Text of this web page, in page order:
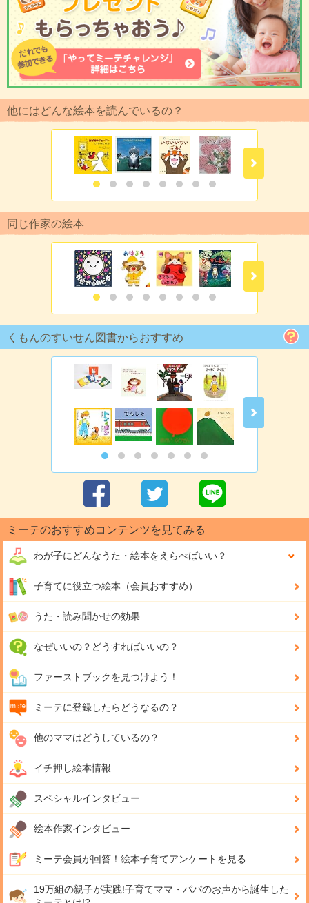
他にはどんな絵本を読んでいるの？
同じ作家の絵本
くもんのすいせん図書からおすすめ
ミーテのおすすめコンテンツを見てみる
わが子にどんなうた・絵本をえらべばいい？
子育てに役立つ絵本（会員おすすめ）
うた・読み聞かせの効果
なぜいいの？どうすればいいの？
ファーストブックを見つけよう！
ミーテに登録したらどうなるの？
他のママはどうしているの？
イチ押し絵本情報
スペシャルインタビュー
絵本作家インタビュー
ミーテ会員が回答！ 絵本子育てアンケートを見る
19万組の親子が実践!子育てママ・パパのお声から誕生した